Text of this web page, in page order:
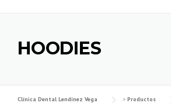
HOODIES
Clínica Dental Lendínez Vega > Productos